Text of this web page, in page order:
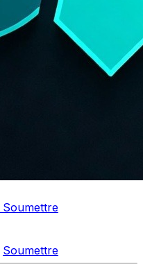
Soumettre
Soumettre